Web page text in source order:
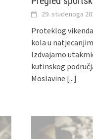
29. studenoga
Proteklog
kola u
Izdvajamo
kutinskog
Moslavine [...]